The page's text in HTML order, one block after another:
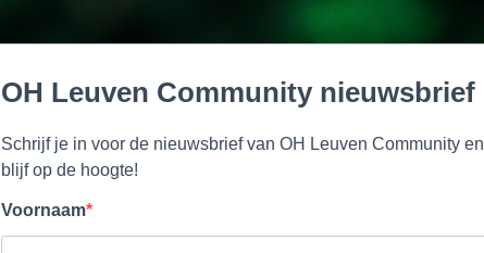
OH Leuven Community nieuwsbrief
Schrijf je in voor de nieuwsbrief van OH Leuven Community en
blijf op de hoogte!
Voornaam